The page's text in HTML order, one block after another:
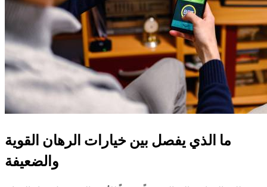
ما الذي يفصل بين خيارات الرهان القوية
والضعيفة